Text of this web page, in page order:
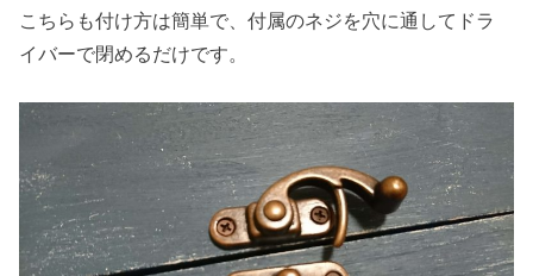
こちらも付け方は簡単で、付属のネジを穴に通してドラ
イバーで閉めるだけです。